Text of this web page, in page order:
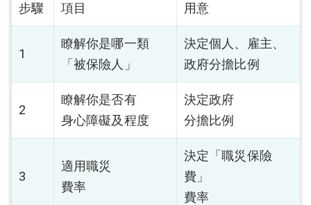
步驟 項目 用意
1
瞭解你是哪一類
「被保險人」
決定個人、雇主、
政府分擔比例
2
瞭解你是否有
身心障礙及程度
決定政府
分擔比例
3
適用職災
費率
決定「職災保險
費」
費率